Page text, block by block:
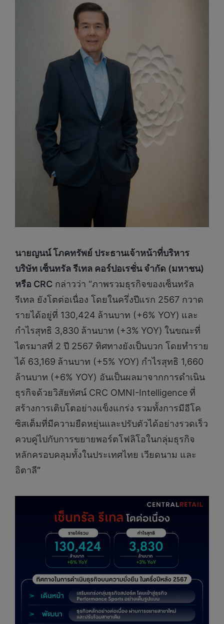
นายญนน์ โภคทรัพย์ ประธานเจ้าหน้าที่บริหาร
บริษัท เซ็นทรัล รีเทล คอร์ปอเรชั่น จำกัด (มหาชน)
หรือ CRC กล่าวว่า “ภาพรวมธุรกิจของเซ็นทรัล
รีเทล ยังโตต่อเนื่อง โดยในครึ่งปีแรก 2567 กวาด
รายได้อยู่ที่ 130,424 ล้านบาท (+6% YOY) และ
กำไรสุทธิ 3,830 ล้านบาท (+3% YOY) ในขณะที่
ไตรมาสที่ 2 ปี 2567 ทิศทางยังเป็นบวก โดยทำราย
ได้ 63,169 ล้านบาท (+5% YOY) กำไรสุทธิ 1,660
ล้านบาท (+6% YOY) อันเป็นผลมาจากการดำเนิน
ธุรกิจด้วยวิสัยทัศน์ CRC OMNI-Intelligenceที่
สร้างการเติบโตอย่างแข็งแกร่ง รวมทั้งการมีอีโค
ซิสเต็มที่มีความยืดหยุ่นและปรับตัวได้อย่างรวดเร็ว
ควบคู่ไปกับการขยายพอร์ตโฟลิโอในกลุ่มธุรกิจ
หลักครอบคลุมทั้งในประเทศไทย เวียดนาม และ
อิตาลี”